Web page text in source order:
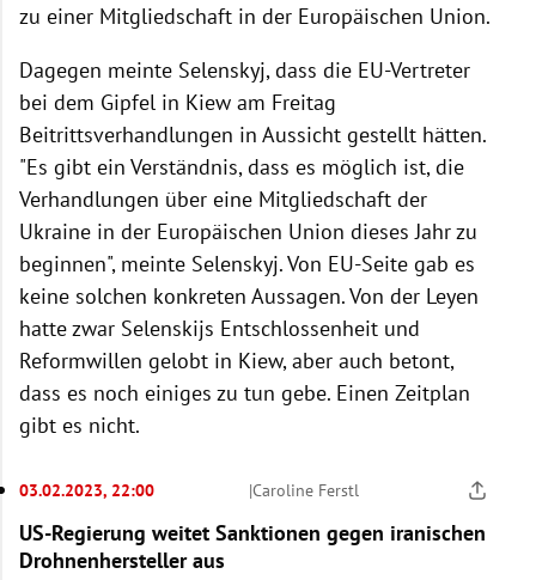
zu einer Mitgliedschaft in der Europäischen Union.
Dagegen meinte Selenskyj, dass die EU-Vertreter
bei dem Gipfel in Kiew am Freitag
Beitrittsverhandlungen in Aussicht gestellt hätten.
"Es gibt ein Verständnis, dass es möglich ist, die
Verhandlungen über eine Mitgliedschaft der
Ukraine in der Europäischen Union dieses Jahr zu
beginnen", meinte Selenskyj. Von EU-Seite gab es
keine solchen konkreten Aussagen. Von der Leyen
hatte zwar Selenskijs Entschlossenheit und
Reformwillen gelobt in Kiew, aber auch betont,
dass es noch einiges zu tun gebe. Einen Zeitplan
gibt es nicht.
03.02.2023, 22:00 |Caroline Ferstl
US-Regierung weitet Sanktionen gegen iranischen
Drohnenhersteller aus